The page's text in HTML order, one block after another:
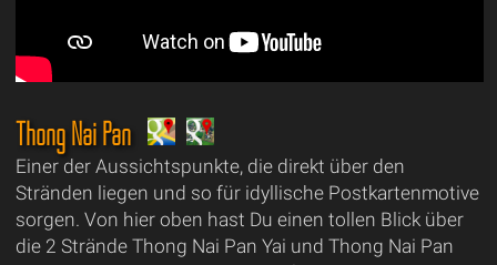
Thong Nai Pan
Einer der Aussichtspunkte, die direkt über den
Stränden liegen und so für idyllische Postkartenmotive
sorgen. Von hier oben hast Du einen tollen Blick über
die 2 Strände Thong Nai Pan Yai und Thong Nai Pan